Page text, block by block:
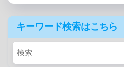
キーワード検索はこちら